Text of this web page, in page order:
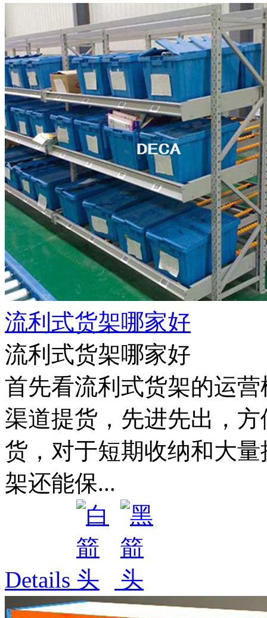
流利式货架哪家好
流利式货架哪家好
首先看流利式货架的运
渠道提货，先进先出，
货，对于短期收纳和大
架还能保...
Details